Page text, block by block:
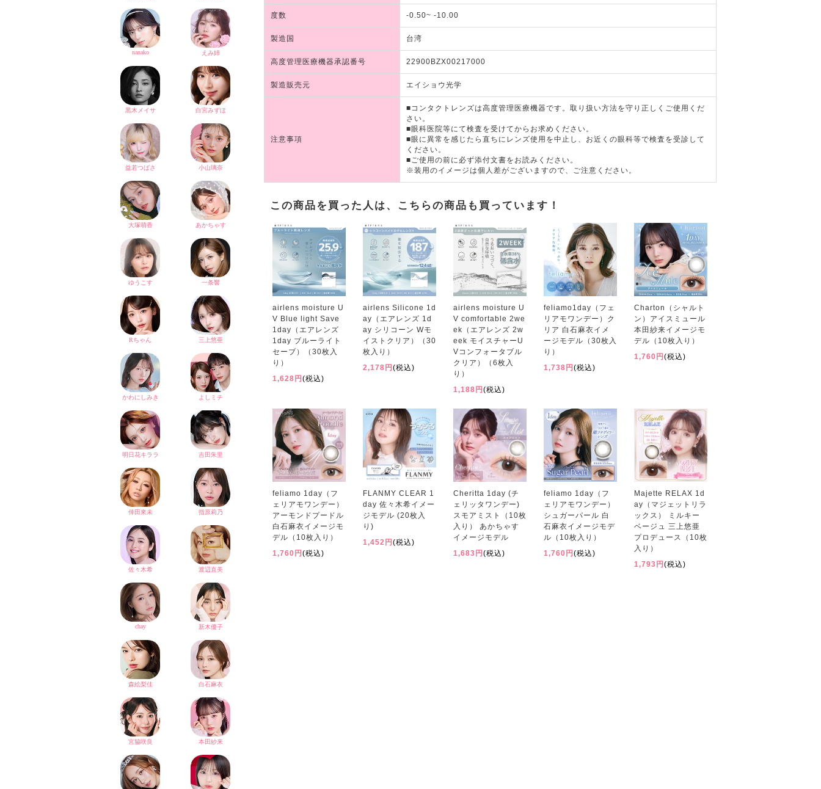
度数 -0.50~ -10.00
製造国 台湾
高度管理医療機器承認番号 22900BZX00217000
製造販売元 エイショウ光学
注意事項
■コンタクトレンズは高度管理医療機器です。取り扱い方法を守り正しくご使用くだ
さい。
■眼科医院等にて検査を受けてからお求めください。
■眼に異常を感じたら直ちにレンズ使用を中止し、お近くの眼科等で検査を受診して
ください。
■ご使用の前に必ず添付文書をお読みください。
※装用のイメージは個人差がございますので、ご注意ください。
この商品を買った人は、こちらの商品も買っています！
airlens moisture U
V Blue light Save
1day（エアレンズ
1day ブルーライト
セーブ）（30枚入
り）
1,628円 (税込)
airlens Silicone 1d
ay（エアレンズ 1d
ay シリコーン Wモ
イストクリア）（30
枚入り）
2,178円 (税込)
airlens moisture U
V comfortable 2we
ek（エアレンズ 2w
eek モイスチャーU
Vコンフォータブル
クリア）（6枚入
り）
1,188円 (税込)
feliamo1day（フェ
リアモワンデー）ク
リア 白石麻衣イメ
ージモデル（30枚入
り）
1,738円 (税込)
Charton（シャルト
ン）アイスミュール
本田紗来イメージモ
デル（10枚入り）
1,760円 (税込)
feliamo 1day（フ
ェリアモワンデー）
アーモンドプードル
白石麻衣イメージモ
デル（10枚入り）
1,760円 (税込)
FLANMY CLEAR 1
day 佐々木希イメー
ジモデル (20枚入
り)
1,452円 (税込)
Cheritta 1day (チ
ェリッタワンデー)
スモアミスト（10枚
入り） あかちゃす
イメージモデル
1,683円 (税込)
feliamo 1day（フ
ェリアモワンデー）
シュガーパール 白
石麻衣イメージモデ
ル（10枚入り）
1,760円 (税込)
Majette RELAX 1d
ay（マジェットリラ
ックス） ミルキー
ベージュ 三上悠亜
プロデュース（10枚
入り）
1,793円 (税込)